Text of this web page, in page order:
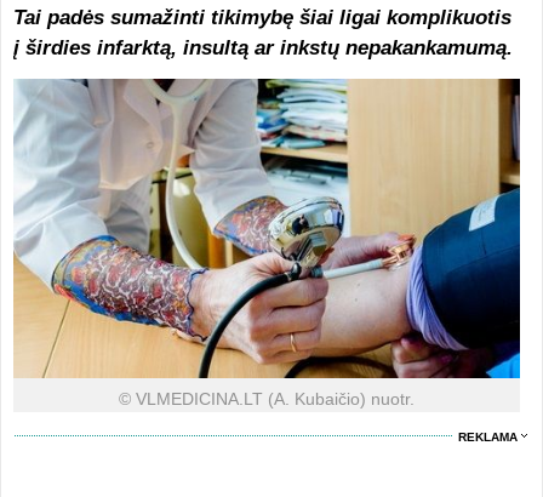
Tai padės sumažinti tikimybę šiai ligai komplikuotis
į širdies infarktą, insultą ar inkstų nepakankamumą.
© VLMEDICINA.LT (A. Kubaičio) nuotr.
REKLAMA